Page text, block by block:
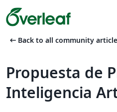
arrow_left_alt Back to all community
Propuesta de
Inteligencia